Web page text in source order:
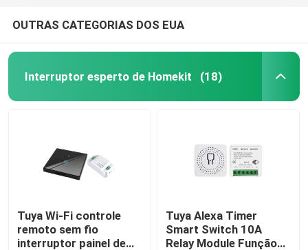
Casa
Sobre nós
OUTRAS CATEGORIAS DOS EUA
Interruptor esperto de Homekit (18)
Tuya Wi-Fi controle
remoto sem fio
interruptor painel de
Tuya Alexa Timer
Smart Switch 10A
Relay Module Função